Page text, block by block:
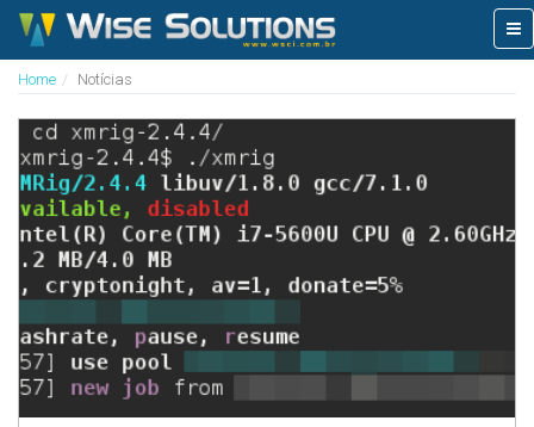
Home Notícias